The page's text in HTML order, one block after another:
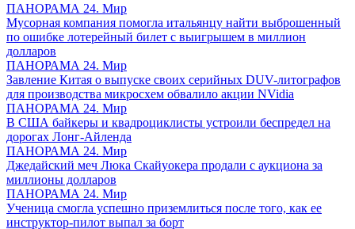
ПАНОРАМА 24. Мир
Мусорная компания помогла итальянцу найти выброшенный
по ошибке лотерейный билет с выигрышем в миллион
долларов
ПАНОРАМА 24. Мир
Завление Китая о выпуске своих серийных DUV-литографов
для производства микросхем обвалило акции NVidia
ПАНОРАМА 24. Мир
В США байкеры и квадроциклисты устроили беспредел на
дорогах Лонг-Айленда
ПАНОРАМА 24. Мир
Джедайский меч Люка Скайуокера продали с аукциона за
миллионы долларов
ПАНОРАМА 24. Мир
Ученица смогла успешно приземлиться после того, как ее
инструктор-пилот выпал за борт